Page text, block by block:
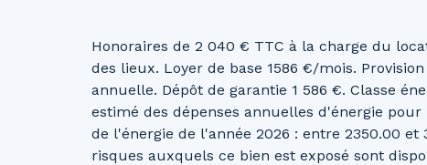
Honoraires de 2 040 € TTC à la charge du
des lieux. Loyer de base 1586 €/mois.
annuelle. Dépôt de garantie 1 586 €. Classe
estimé des dépenses annuelles d'énergie
de l'énergie de l'année 2026 : entre 2350.00
risques auxquels ce bien est exposé sont